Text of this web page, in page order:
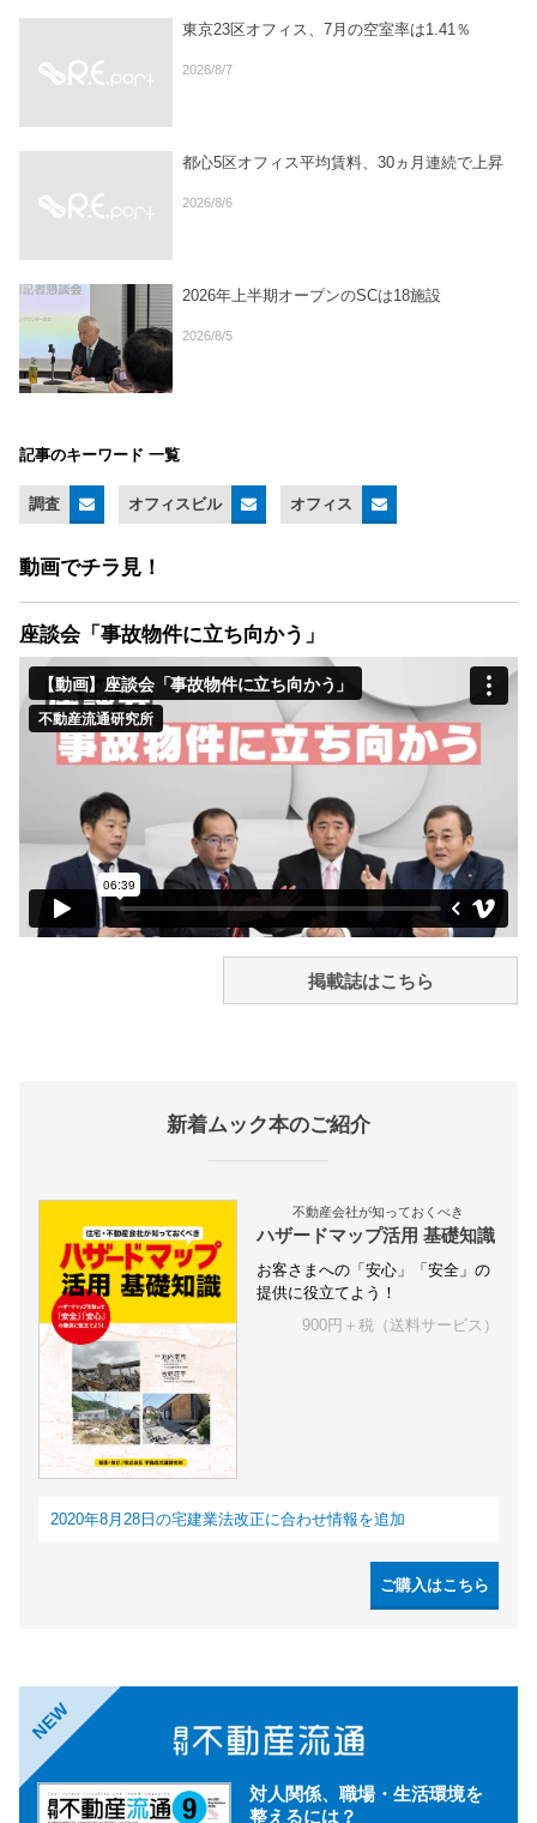
東京23区オフィス、7月の空室率は1.41％
2026/8/7
都心5区オフィス平均賃料、30ヵ月連続で上昇
2026/8/6
2026年上半期オープンのSCは18施設
2026/8/5
記事のキーワード 一覧
調査 オフィスビル オフィス
動画でチラ見！
座談会「事故物件に立ち向かう」
掲載誌はこちら
新着ムック本のご紹介
不動産会社が知っておくべき
ハザードマップ活用 基礎知識
お客さまへの「安心」「安全」の
提供に役立てよう！
900円＋税（送料サービス）
2020年8月28日の宅建業法改正に合わせ情報を追加
ご購入はこちら
NEW
対人関係、職場・生活環境を
整えるには？